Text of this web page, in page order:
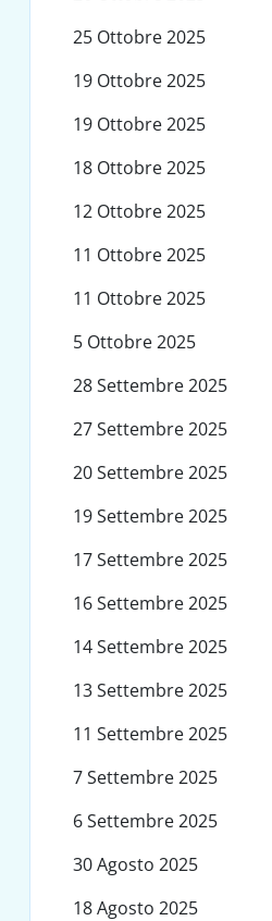
25 Ottobre 2025
19 Ottobre 2025
19 Ottobre 2025
18 Ottobre 2025
12 Ottobre 2025
11 Ottobre 2025
11 Ottobre 2025
5 Ottobre 2025
28 Settembre 2025
27 Settembre 2025
20 Settembre 2025
19 Settembre 2025
17 Settembre 2025
16 Settembre 2025
14 Settembre 2025
13 Settembre 2025
11 Settembre 2025
7 Settembre 2025
6 Settembre 2025
30 Agosto 2025
18 Agosto 2025